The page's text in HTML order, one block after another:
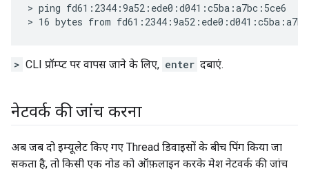
> ping fd61:2344:9a52:ede0:d041:c5ba:a7bc:5ce6
> CLI प्रॉम्प्ट पर वापस जाने के लिए, enter दबाएं.
नेटवर्क की जांच करना
अब जब दो इम्यूलेट किए गए Thread डिवाइसों के बीच पिंग किया जा
सकता है, तो किसी एक नोड को ऑफ़लाइन करके मेश नेटवर्क की जांच